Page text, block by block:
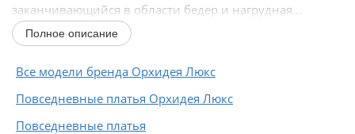
заканчивающийся в области бедер и нагрудная...
Полное описание
Все модели бренда Орхидея Люкс
Повседневные платья Орхидея Люкс
Повседневные платья